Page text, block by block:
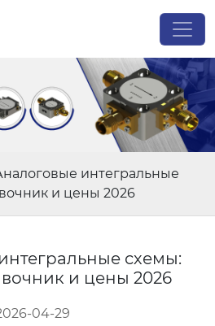
интегральные
и цены 2026
схемы:
и цены 2026
04-29